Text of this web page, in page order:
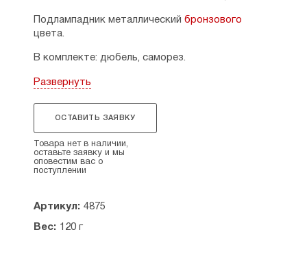
Подлампадник металлический бронзового
цвета.
В комплекте: дюбель, саморез.
Размеры: длина — 20 см, диаметр отверстия
Страна-производитель: Россия.
Развернуть
ОСТАВИТЬ ЗАЯВКУ
Товара нет в наличии,
оставьте заявку и мы
оповестим вас о
поступлении
Артикул: 4875
Вес: 120 г